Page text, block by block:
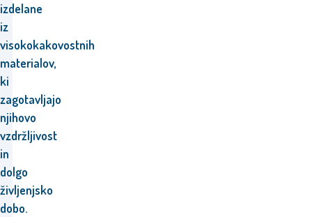
izdelane
iz
visokokakovostnih
materialov,
ki
zagotavljajo
njihovo
vzdržljivost
in
dolgo
življenjsko
dobo.